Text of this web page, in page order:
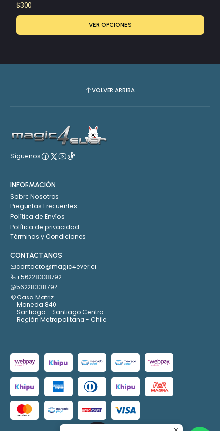
$300
VER OPCIONES
VOLVER ARRIBA
Síguenos
INFORMACIÓN
Sobre Nosotros
Preguntas Frecuentes
Política de Envíos
Política de privacidad
Términos y Condiciones
CONTÁCTANOS
contacto@magic4ever.cl
+56228338792
56228338792
Casa Matriz
Moneda 840
Santiago - Santiago Centro
Región Metropolitana - Chile